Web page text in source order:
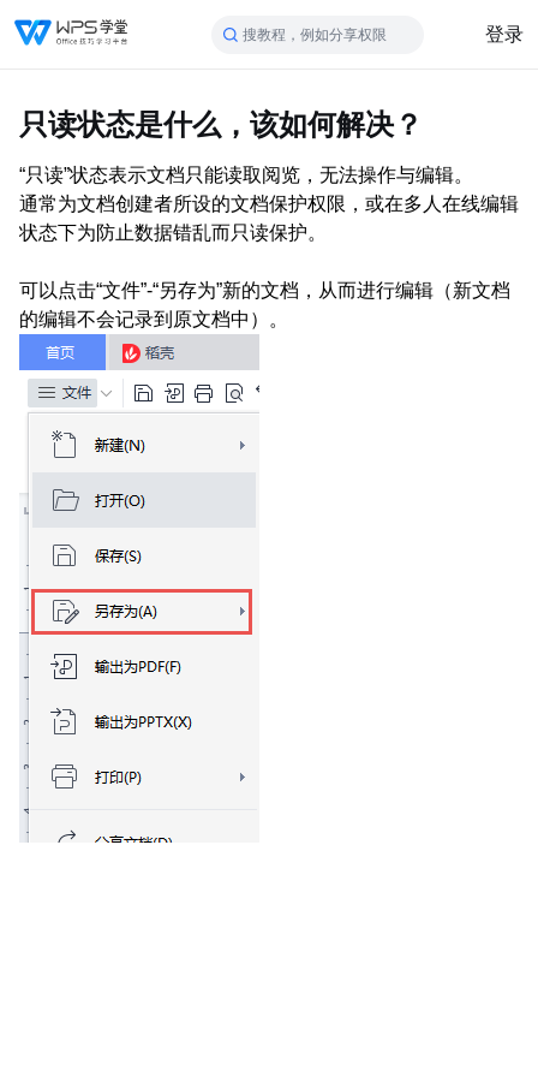
搜教程，例如分享权限 登录
只读状态是什么，该如何解决？
“只读”状态表示文档只能读取阅览，无法操作与编辑。
通常为文档创建者所设的文档保护权限，或在多人在线编辑
状态下为防止数据错乱而只读保护。
可以点击“文件”-“另存为”新的文档，从而进行编辑（新文档
的编辑不会记录到原文档中）。